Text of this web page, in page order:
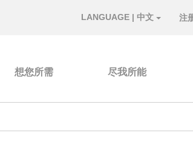
LANGUAGE | 中文 注
想您所需 尽我所能